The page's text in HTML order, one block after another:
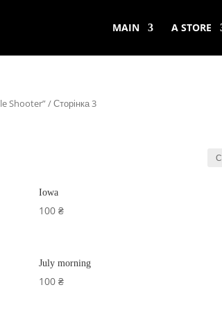
MAIN A STORE
Shooter”/ Сторінка 3
Iowa
100 ₴
July morning
100 ₴